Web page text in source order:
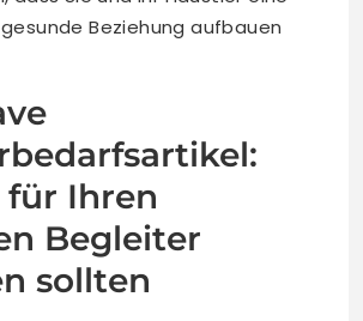
Beziehung aufbauen
für Ihren
Begleiter
sollten